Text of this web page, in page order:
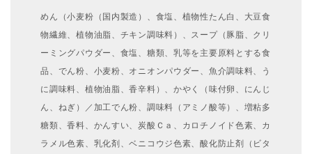
めん（小麦粉（国内製造）、食塩、植物性たん白、大豆食
物繊維、植物油脂、チキン調味料）、スープ（豚脂、クリ
ーミングパウダー、食塩、糖類、乳等を主要原料とする食
品、でん粉、小麦粉、オニオンパウダー、魚介調味料、う
に調味料、植物油脂、香辛料）、かやく（味付卵、にんじ
ん、ねぎ）／加工でん粉、調味料（アミノ酸等）、増粘多
糖類、香料、かんすい、炭酸Ｃａ、カロチノイド色素、カ
ラメル色素、乳化剤、ベニコウジ色素、酸化防止剤（ビタ